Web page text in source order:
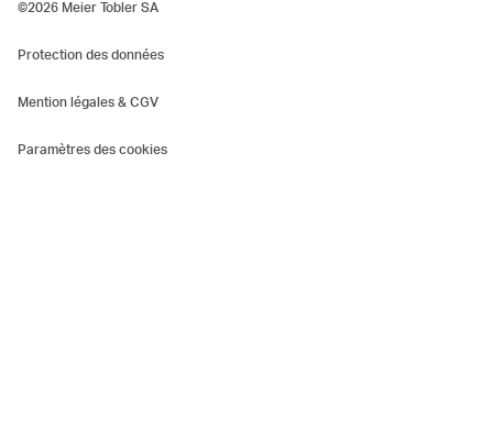
©2026 Meier Tobler SA
Protection des données
Mention légales & CGV
Paramètres des cookies